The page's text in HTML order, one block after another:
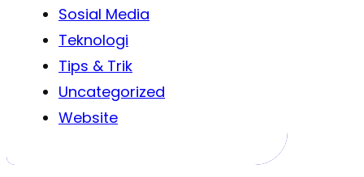
Sosial Media
Teknologi
Tips & Trik
Uncategorized
Website